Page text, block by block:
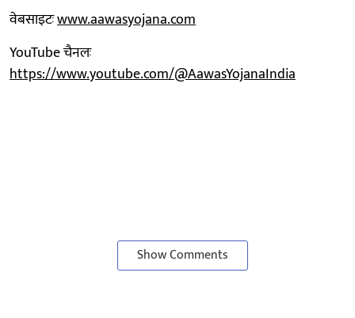
वेबसाइटःwww.aawasyojana.com
YouTube चैनलः
https://www.youtube.com/@AawasYojanaIndia
Show Comments